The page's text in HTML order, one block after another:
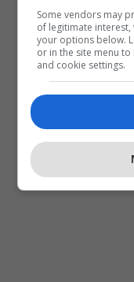
Some vendors may
of legitimate
your options below.
or in the site menu
and cookie settings.